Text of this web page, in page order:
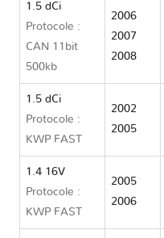
1.5 dCi
Protocole :
CAN 11bit
500kb
2006
2007
2008
1.5 dCi
Protocole :
KWP FAST
2002
2005
1.4 16V
Protocole :
KWP FAST
2005
2006